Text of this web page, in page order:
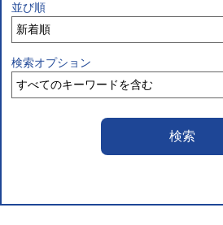
並び順
検索オプション